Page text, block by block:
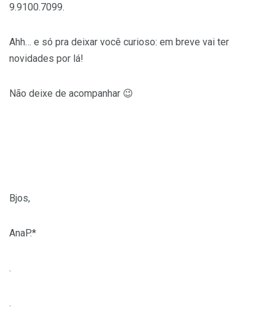
9.9100.7099.
Ahh… e só pra deixar você curioso: em breve vai ter
novidades por lá!
Não deixe de acompanhar 😉
Bjos,
AnaP.*
.
.